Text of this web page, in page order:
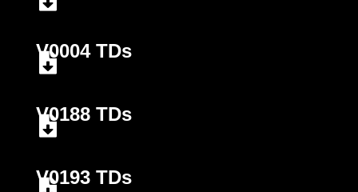
V0004 TDs
V0188 TDs
V0193 TDs